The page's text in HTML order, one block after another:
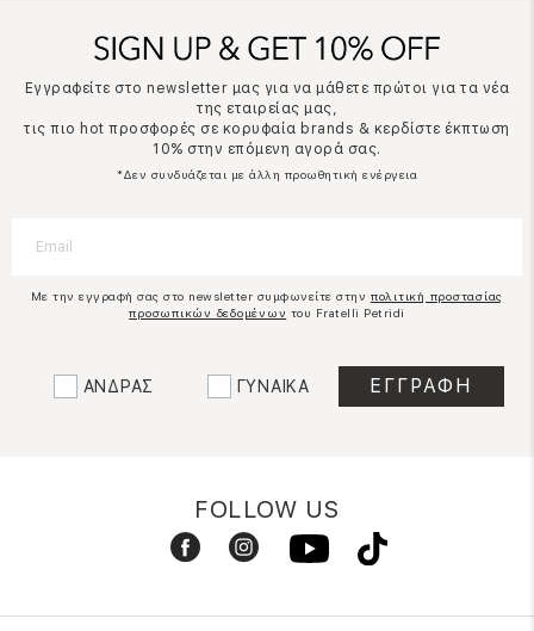
Εγγραφείτε στο newsletter μας για να μάθετε πρώτοι για τα νέα
της εταιρείας μας,
τις πιο hot προσφορές σε κορυφαία brands & κερδίστε έκπτωση
10% στην επόμενη αγορά σας.
*Δεν συνδυάζεται με άλλη προωθητική ενέργεια
Με την εγγραφή σας στο newsletter συμφωνείτε στην πολιτική προστασίας
προσωπικών δεδομένων του Fratelli Petridi
ΑΝΔΡΑΣ ΓΥΝΑΙΚΑ
FOLLOW US